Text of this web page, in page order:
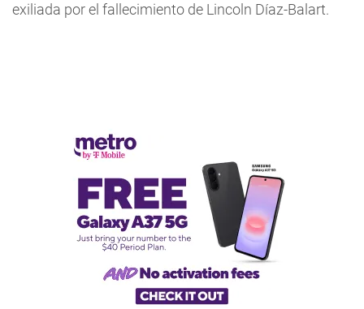
exiliada por el fallecimiento de Lincoln Díaz-Balart.